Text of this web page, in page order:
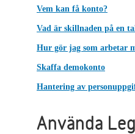
Vem kan få konto?
Vad är skillnaden på en
Hur gör jag som arbetar
Skaffa demokonto
Hantering av
Använda